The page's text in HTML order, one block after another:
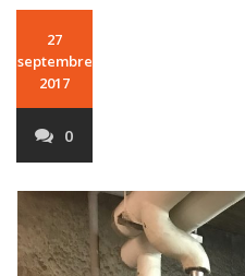
27
septembre
2017
0